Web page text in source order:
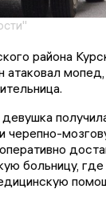
района
атаковал
черепно-
больницу,